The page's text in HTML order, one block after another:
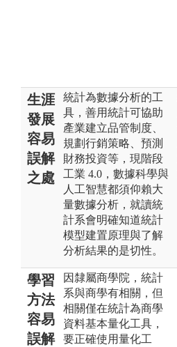
生涯
發展
容易
誤解
之處
統計為數據分析的工
具，善用統計可協助
產業建立品管制度、
規劃行銷策略、預測
財務投資等，現階段
工業 4.0，數據科學與
人工智慧都須仰賴大
量數據分析，就讀統
計系會明確知道統計
模型建置原理與了解
分析結果的是切性。
學習
方法
容易
誤解
因隸屬商學院，統計
系與商學有相關，但
相關僅在統計為商學
資料基本量化工具，
要正確使用量化工